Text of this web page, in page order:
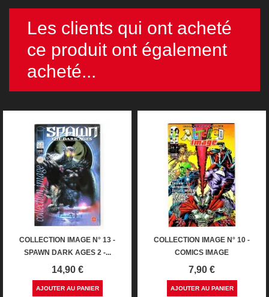
Les clients qui ont acheté
ce produit ont également
acheté...
COLLECTION IMAGE N° 13 -
SPAWN DARK AGES 2 -...
Prix
14,90 €
AJOUTER AU PANIER
COLLECTION IMAGE N° 10 -
COMICS IMAGE
Prix
7,90 €
AJOUTER AU PANIER